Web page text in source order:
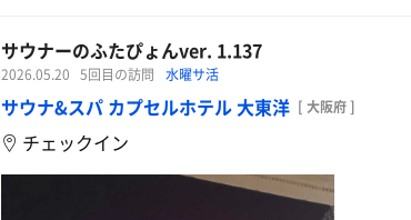
サウナーのふたぴょんver. 1.137
2026.05.20 5回目の訪問 水曜サ活
サウナ&スパ カプセルホテル 大東洋 [ 大阪府 ]
チェックイン